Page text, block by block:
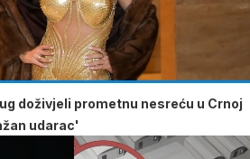
doživjeli prometnu nesreću u Crnoj
udarac'